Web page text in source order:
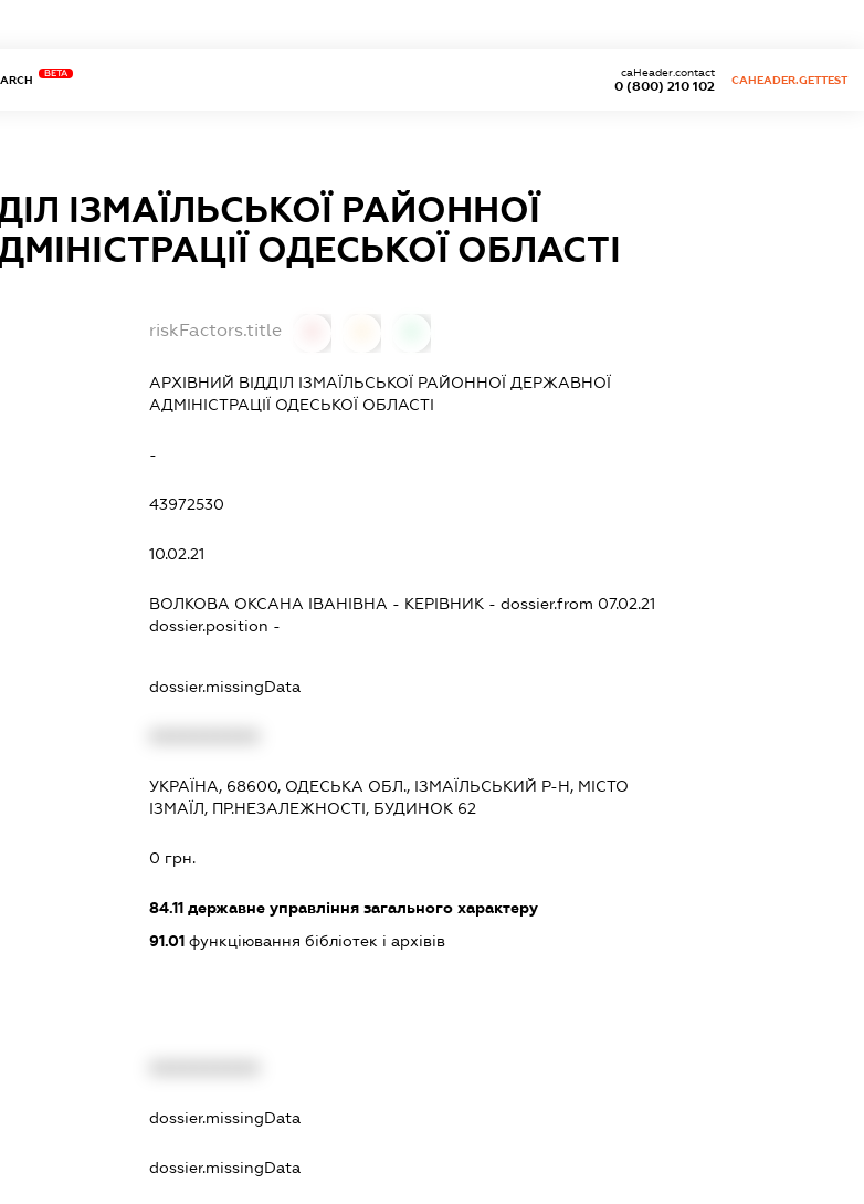
BETA
0 (800) 210 102
caHeader.contact
CAHEADER.GETTEST
ІЗМАЇЛЬСЬКОЇ РАЙОННОЇ
ОДЕСЬКОЇ ОБЛАСТІ
riskFactors.title
АРХІВНИЙ ВІДДІЛ ІЗМАЇЛЬСЬКОЇ РАЙОННОЇ ДЕРЖАВНОЇ
АДМІНІСТРАЦІЇ ОДЕСЬКОЇ ОБЛАСТІ
-
43972530
10.02.21
ВОЛКОВА ОКСАНА ІВАНІВНА - КЕРІВНИК - dossier.from 07.02.21
dossier.position -
dossier.missingData
УКРАЇНА, 68600, ОДЕСЬКА ОБЛ., ІЗМАЇЛЬСЬКИЙ Р-Н, МІСТО
ІЗМАЇЛ, ПР.НЕЗАЛЕЖНОСТІ, БУДИНОК 62
0 грн.
84.11 державне управління загального характеру
91.01 функціювання бібліотек і архівів
dossier.missingData
dossier.missingData